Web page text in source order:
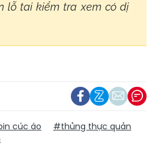
lỗ tai kiểm tra xem có dị
cúc áo
#thủng thực quản